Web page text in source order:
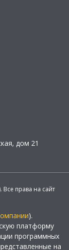
дом 21
права на сайт
).
платформу
программных
на